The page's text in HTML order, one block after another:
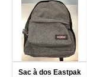
Sac à dos Eastpak